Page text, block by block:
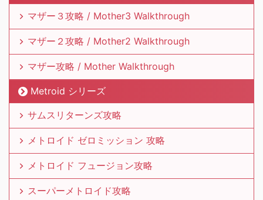
マザー３攻略 / Mother3 Walkthrough
マザー２攻略 / Mother2 Walkthrough
マザー攻略 / Mother Walkthrough
Metroid シリーズ
サムスリターンズ攻略
メトロイド ゼロミッション 攻略
メトロイド フュージョン攻略
スーパーメトロイド攻略